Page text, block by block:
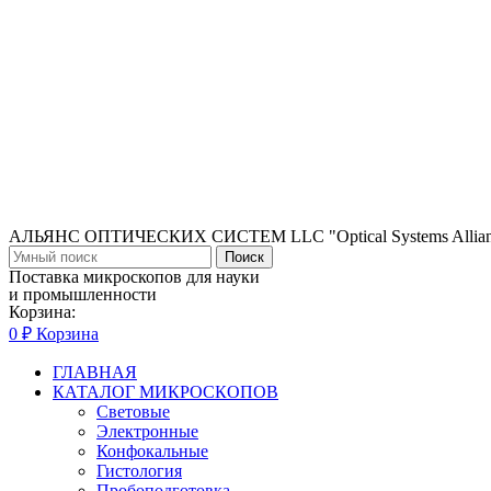
АЛЬЯНС ОПТИЧЕСКИХ СИСТЕМ LLC "Optical Systems
Поиск
Поставка микроскопов для науки
и промышленности
Корзина:
0 ₽ Корзина
ГЛАВНАЯ
КАТАЛОГ МИКРОСКОПОВ
Световые
Электронные
Конфокальные
Гистология